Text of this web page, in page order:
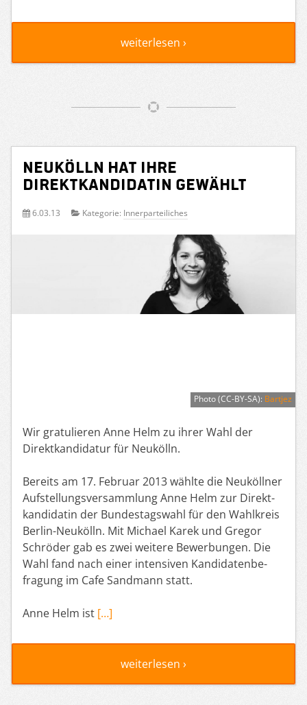
weiterlesen ›
Neukölln hat ihre
Direktkandidatin gewählt
6.03.13 Kategorie: Innerparteiliches
Photo (CC-BY-SA): Bartjez
Wir gratulieren Anne Helm zu ihrer Wahl der
Direktkandidatur für Neukölln.
Bereits am 17. Februar 2013 wählte die Neuköllner
Aufstel­lungs­ver­sammlung Anne Helm zur Direkt­
kan­di­datin der Bundes­tagswahl für den Wahl­kreis
Berlin-Neukölln. Mit Michael Karek und Gregor
Schröder gab es zwei weitere Bewer­bungen. Die
Wahl fand nach einer inten­siven Kandi­da­ten­be­
fragung im Cafe Sandmann statt.
Anne Helm ist […]
weiterlesen ›